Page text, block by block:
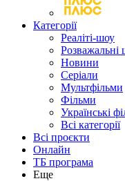
Категорії
Реаліті-шоу
Розважальні
Новини
Серіали
Мультфільми
Фільми
Українські
Всі категорії
Всі проєкти
Онлайн
ТБ програма
Еще